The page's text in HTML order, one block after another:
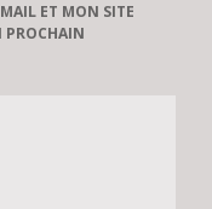
ET MON SITE
PROCHAIN